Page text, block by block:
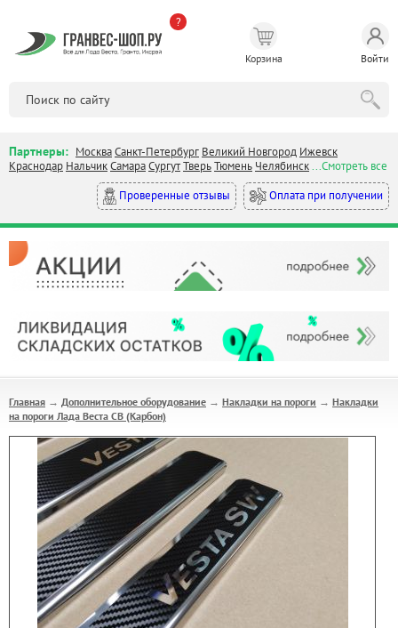
?
Корзина Войти
Партнеры: МоскваСанкт-Петербург Великий Новгород Ижевск
Краснодар НальчикСамараСургутТверьТюмень Челябинск...Смотреть все
Проверенные отзывы
Оплата при получении
Главная → Дополнительное оборудование → Накладки на пороги → Накладки
на пороги Лада Веста СВ (Карбон)